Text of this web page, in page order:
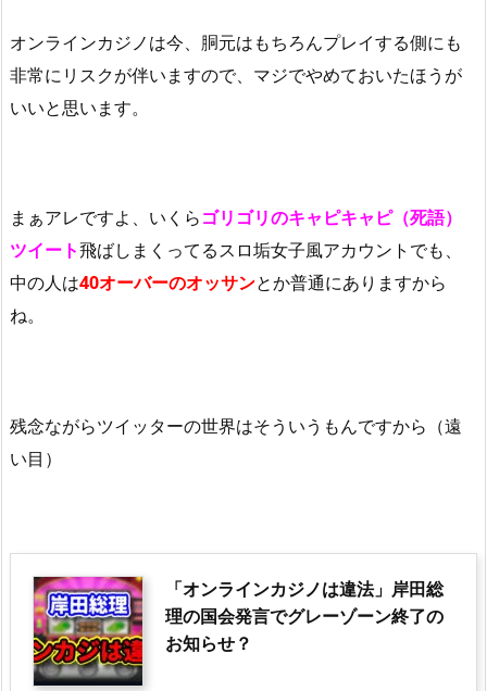
オンラインカジノは今、胴元はもちろんプレイする側にも
非常にリスクが伴いますので、マジでやめておいたほうが
いいと思います。
まぁアレですよ、いくらゴリゴリのキャピキャピ（死語）
ツイート飛ばしまくってるスロ垢女子風アカウントでも、
中の人は40オーバーのオッサンとか普通にありますから
ね。
残念ながらツイッターの世界はそういうもんですから（遠
い目）
「オンラインカジノは違法」岸田総
理の国会発言でグレーゾーン終了の
お知らせ？